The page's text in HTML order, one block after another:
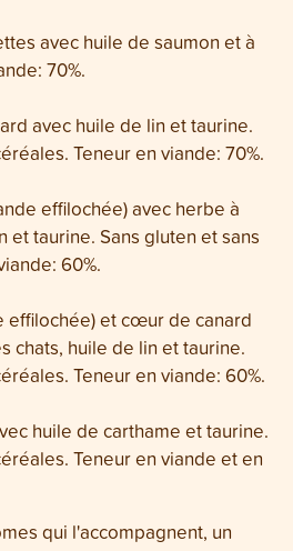
avec huile de saumon et à
70%.
avec huile de lin et taurine.
Teneur en viande: 70%.
effilochée) avec herbe à
et taurine. Sans gluten et sans
60%.
effilochée) et cœur de canard
chats, huile de lin et taurine.
Teneur en viande: 60%.
huile de carthame et taurine.
Teneur en viande et en
qui l'accompagnent, un